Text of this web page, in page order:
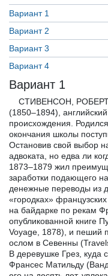
Вариант 1
Вариант 2
Вариант 3
Вариант 4
Вариант 1
СТИВЕНСОН, РОБЕРТ
(1850–1894),
происхождения.
окончания школы
Остановив свой выбор
адвоката, но едва ли
1873–1879 жил
заработки подающего
денежные переводы из
«городках»
на байдарке по рекам
опубликованной книге
Voyage, 1878), и пеший
ослом в Севенны
В деревушке Грез, куда
Франсес Матильду